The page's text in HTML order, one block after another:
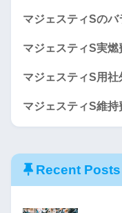
マジェスティSのバ
マジェスティS実燃
マジェスティS用
マジェスティS維持
Recent Posts